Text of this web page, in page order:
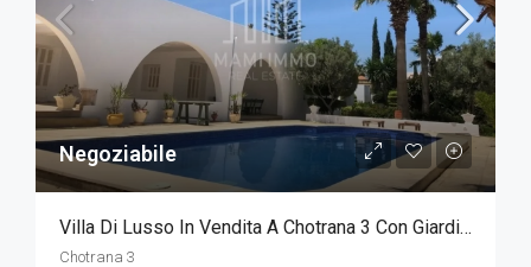
Negoziabile
Villa Di Lusso In Vendita A Chotrana 3 Con Giardino E Piscina
Chotrana 3